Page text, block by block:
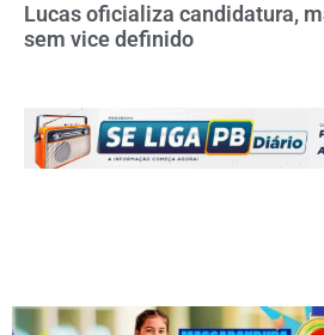
Lucas oficializa candidatura,
sem vice definido